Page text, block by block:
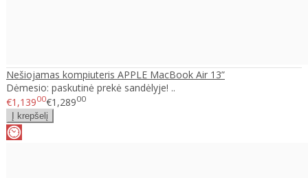
Nešiojamas kompiuteris APPLE MacBook Air 13”
Dėmesio: paskutinė prekė sandėlyje! ..
€1,13900€1,28900